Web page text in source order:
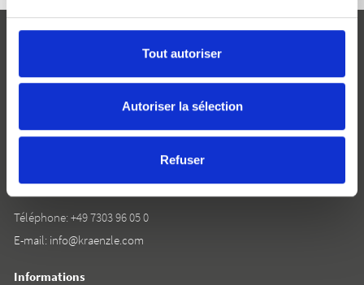
Tout autoriser
Autoriser la sélection
Refuser
D-89257 Illertissen
Téléphone: +49 7303 96 05 0
E-mail: info@kraenzle.com
Informations